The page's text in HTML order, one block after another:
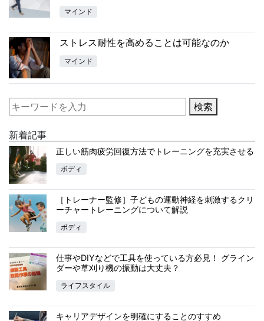
マインド
ストレス耐性を高めることは可能なのか
マインド
検索
新着記事
正しい筋肉疲労回復方法でトレーニングを充実させる
ボディ
［トレーナー監修］子どもの運動神経を刺激するクリ
ーチャートレーニングについて解説
ボディ
仕事やDIYなどで工具を使っている方必見！ グライン
ダーや草刈り機の振動は大丈夫？
ライフスタイル
キャリアデザインを明確にすることのすすめ